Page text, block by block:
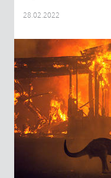
28.02.2022